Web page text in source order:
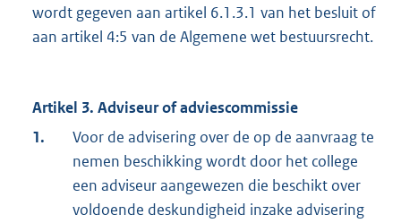
wordt gegeven aan artikel 6.1.3.1 van het besluit of
aan artikel 4:5 van de Algemene wet bestuursrecht.
Artikel 3. Adviseur of adviescommissie
1.
Voor de advisering over de op de aanvraag te
nemen beschikking wordt door het college
een adviseur aangewezen die beschikt over
voldoende deskundigheid inzake advisering